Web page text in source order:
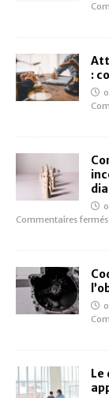
:
Commentaires fermés
Le